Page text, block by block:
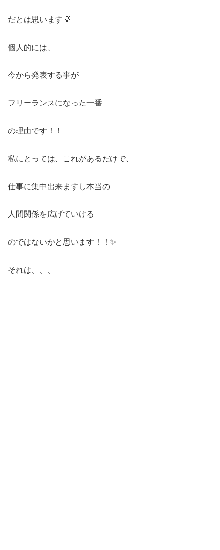
だとは思います💡
個人的には、
今から発表する事が
フリーランスになった一番
の理由です！！
私にとっては、これがあるだけで、
仕事に集中出来ますし本当の
人間関係を広げていける
のではないかと思います！！✨
それは、、、